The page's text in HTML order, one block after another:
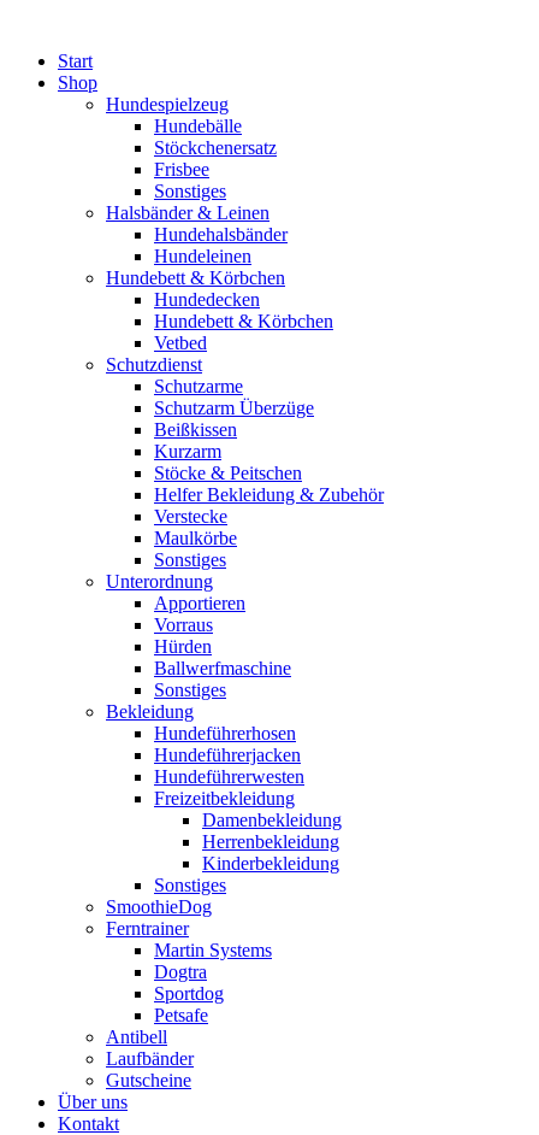
wechseln
Start
Shop
Hundespielzeug
Hundebälle
Stöckchenersatz
Frisbee
Sonstiges
Halsbänder & Leinen
Hundehalsbänder
Hundeleinen
Hundebett & Körbchen
Hundedecken
Hundebett & Körbchen
Vetbed
Schutzdienst
Schutzarme
Schutzarm Überzüge
Beißkissen
Kurzarm
Stöcke & Peitschen
Helfer Bekleidung & Zubehör
Verstecke
Maulkörbe
Sonstiges
Unterordnung
Apportieren
Vorraus
Hürden
Ballwerfmaschine
Sonstiges
Bekleidung
Hundeführerhosen
Hundeführerjacken
Hundeführerwesten
Freizeitbekleidung
Damenbekleidung
Herrenbekleidung
Kinderbekleidung
Sonstiges
SmoothieDog
Ferntrainer
Martin Systems
Dogtra
Sportdog
Petsafe
Antibell
Laufbänder
Gutscheine
Über uns
Kontakt